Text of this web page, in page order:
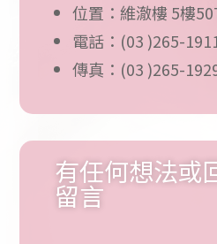
位置：維澈樓 5樓
電話：(03 )265-
傳真：(03 )265-
有任何想法或
留言